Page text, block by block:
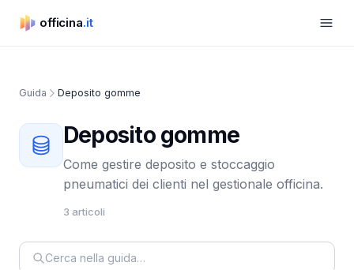
officina.it
officina.it Apri
Guida Deposito gomme
Deposito gomme
Come gestire deposito e stoccaggio
pneumatici dei clienti nel gestionale officina.
3 articoli